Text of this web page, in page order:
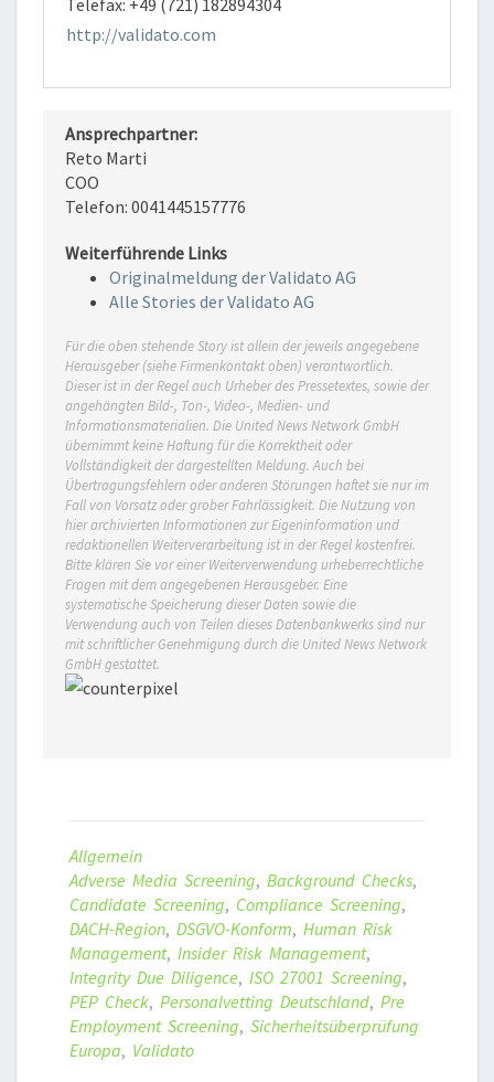
http://validato.com
Ansprechpartner:
Reto Marti
COO
Telefon: 0041445157776
Weiterführende Links
Originalmeldung der Validato AG
Alle Stories der Validato AG
Für die oben stehende Story ist allein der jeweils angegebene
Herausgeber (siehe Firmenkontakt oben) verantwortlich.
Dieser ist in der Regel auch Urheber des Pressetextes, sowie der
angehängten Bild-, Ton-, Video-, Medien- und
Informationsmaterialien. Die United News Network GmbH
übernimmt keine Haftung für die Korrektheit oder
Vollständigkeit der dargestellten Meldung. Auch bei
Übertragungsfehlern oder anderen Störungen haftet sie nur im
Fall von Vorsatz oder grober Fahrlässigkeit. Die Nutzung von
hier archivierten Informationen zur Eigeninformation und
redaktionellen Weiterverarbeitung ist in der Regel kostenfrei.
Bitte klären Sie vor einer Weiterverwendung urheberrechtliche
Fragen mit dem angegebenen Herausgeber. Eine
systematische Speicherung dieser Daten sowie die
Verwendung auch von Teilen dieses Datenbankwerks sind nur
mit schriftlicher Genehmigung durch die United News Network
GmbH gestattet.
Allgemein
Adverse Media Screening, Background Checks,
Candidate Screening, Compliance Screening,
DACH-Region, DSGVO-Konform, Human Risk
Management, Insider Risk Management,
Integrity Due Diligence, ISO 27001 Screening,
PEP Check, Personalvetting Deutschland, Pre
Employment Screening, Sicherheitsüberprüfung
Europa, Validato